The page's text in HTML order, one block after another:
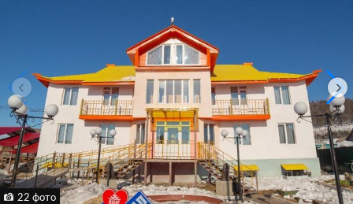
22 фото